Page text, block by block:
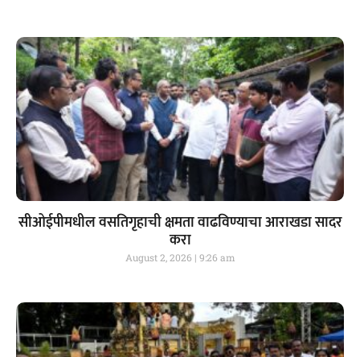
सीओईपीमधील वसतिगृहाची क्षमता वाढविण्याचा आराखडा सादर
करा
August 2, 2026 9:26 am